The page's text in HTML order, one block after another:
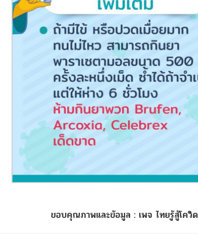
ขอบคุณภาพและข้อมูล : เพจ ไทยรู้สู้โควิด